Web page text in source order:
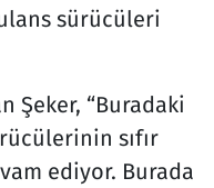
sürücüleri
Şeker, “Buradaki
sıfır
ediyor. Burada